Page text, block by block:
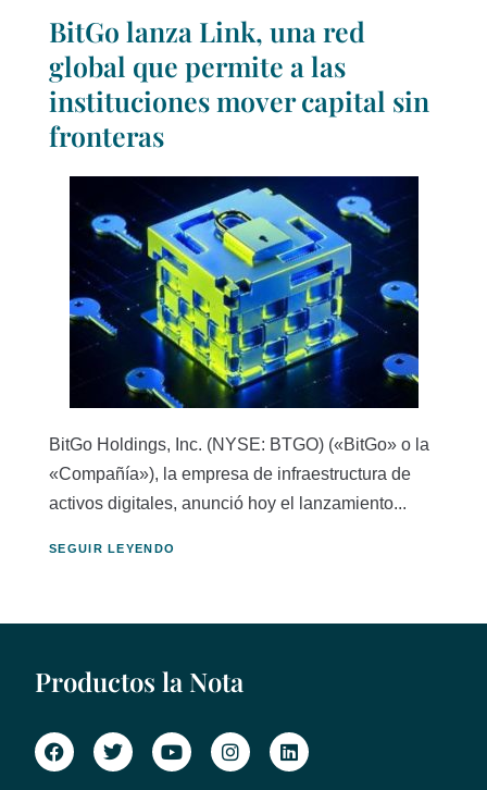
BitGo lanza Link, una red
global que permite a las
instituciones mover capital sin
fronteras
BitGo Holdings, Inc. (NYSE: BTGO) («BitGo» o la
«Compañía»), la empresa de infraestructura de
activos digitales, anunció hoy el lanzamiento...
SEGUIR LEYENDO
Productos la Nota